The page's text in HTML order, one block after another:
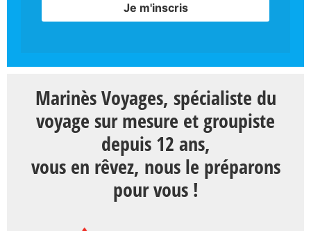
Marinès Voyages, spécialiste du
voyage sur mesure et groupiste
depuis 12 ans,
vous en rêvez, nous le préparons
pour vous !